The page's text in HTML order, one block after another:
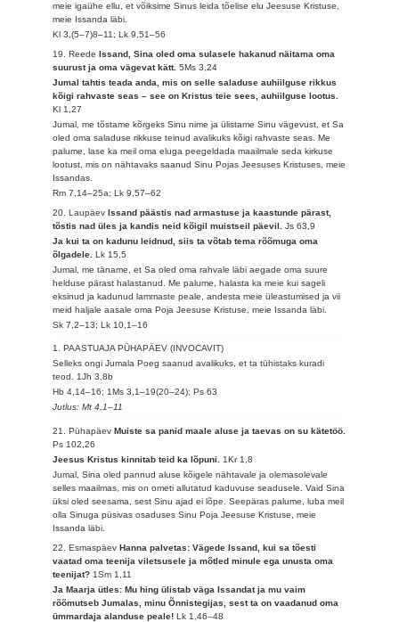
meie igaühe ellu, et võiksime Sinus leida tõelise elu Jeesuse Kristuse,
meie Issanda läbi.
Kl 3,(5–7)8–11; Lk 9,51–56
19. ReedeIssand, Sina oled oma sulasele hakanud näitama oma
suurust ja oma vägevat kätt.5Ms 3,24
Jumal tahtis teada anda, mis on selle saladuse auhiilguse rikkus
kõigi rahvaste seas – see on Kristus teie sees, auhiilguse lootus.
Kl 1,27
Jumal, me tõstame kõrgeks Sinu nime ja ülistame Sinu vägevust, et Sa
oled oma saladuse rikkuse teinud avalikuks kõigi rahvaste seas. Me
palume, lase ka meil oma eluga peegeldada maailmale seda kirkuse
lootust, mis on nähtavaks saanud Sinu Pojas Jeesuses Kristuses, meie
Issandas.
Rm 7,14–25a; Lk 9,57–62
20. LaupäevIssand päästis nad armastuse ja kaastunde pärast,
tõstis nad üles ja kandis neid kõigil muistseil päevil.Js 63,9
Ja kui ta on kadunu leidnud, siis ta võtab tema rõõmuga oma
õlgadele.Lk 15,5
Jumal, me täname, et Sa oled oma rahvale läbi aegade oma suure
helduse pärast halastanud. Me palume, halasta ka meie kui sageli
eksinud ja kadunud lammaste peale, andesta meie üleastumised ja vii
meid haljale aasale oma Poja Jeesuse Kristuse, meie Issanda läbi.
Sk 7,2–13; Lk 10,1–16
1. PAASTUAJA PÜHAPÄEV (INVOCAVIT)
Selleks ongi Jumala Poeg saanud avalikuks, et ta tühistaks kuradi
teod. 1Jh 3,8b
Hb 4,14–16; 1Ms 3,1–19(20–24); Ps 63
Jutlus: Mt 4,1–11
21. PühapäevMuiste sa panid maale aluse ja taevas on su kätetöö.
Ps 102,26
Jeesus Kristus kinnitab teid ka lõpuni. 1Kr 1,8
Jumal, Sina oled pannud aluse kõigele nähtavale ja olemasolevale
selles maailmas, mis on ometi allutatud kaduvuse seadusele. Vaid Sina
üksi oled seesama, sest Sinu ajad ei lõpe. Seepäras palume, luba meil
olla Sinuga püsivas osaduses Sinu Poja Jeesuse Kristuse, meie
Issanda läbi.
22. EsmaspäevHanna palvetas: Vägede Issand, kui sa tõesti
vaatad oma teenija viletsusele ja mõtled minule ega unusta oma
teenijat? 1Sm 1,11
Ja Maarja ütles: Mu hing ülistab väga Issandat ja mu vaim
rõõmutseb Jumalas, minu Õnnistegijas, sest ta on vaadanud oma
ümmardaja alanduse peale!Lk 1,46–48